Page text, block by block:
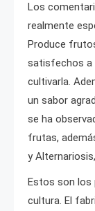
Los
realmente
Produce
satisfechos a
cultivarla.
un sabor
se ha
frutas,
y
Estos son los
cultura. El